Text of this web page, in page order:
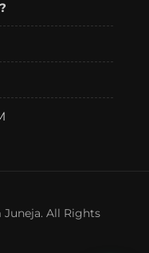
Juneja. All Rights